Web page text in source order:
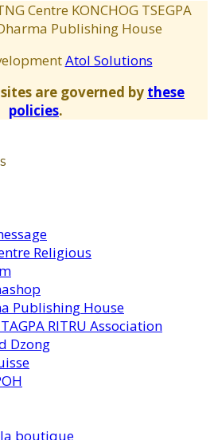
Centre KONCHOG TSEGPA
Publishing House
Atol Solutions
are governed by these
policies.
Religious
Publishing House
RITRU Association
Dzong
la boutique